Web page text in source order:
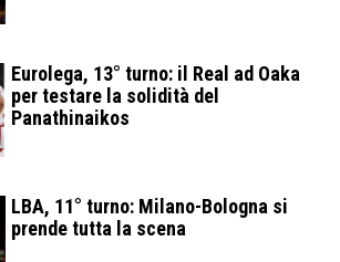
Eurolega, 13° turno: il Real ad Oaka
per testare la solidità del
Panathinaikos
LBA, 11° turno: Milano-Bologna si
prende tutta la scena